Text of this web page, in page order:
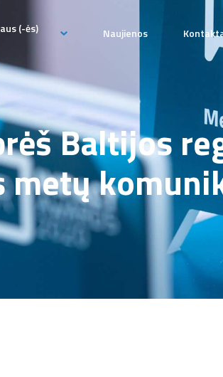
(-ės)
(-
(-
Naujienos
Baltijos